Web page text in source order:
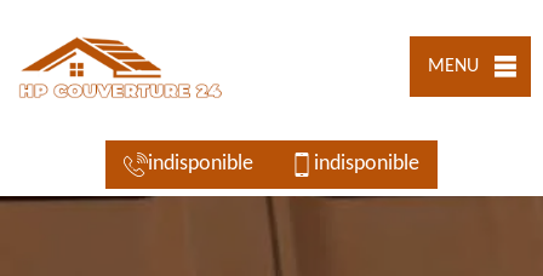
MENU
indisponible indisponible